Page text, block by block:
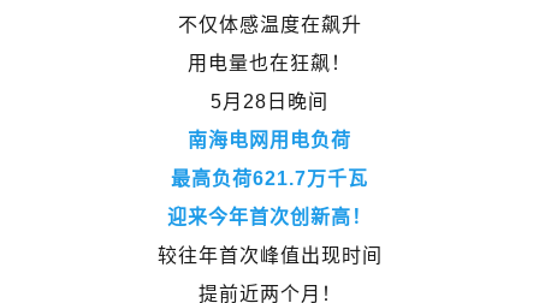
不仅体感温度在飙升
用电量也在狂飙！
5月28日晚间
南海电网用电负荷
最高负荷621.7万千瓦
迎来今年首次创新高！
较往年首次峰值出现时间
提前近两个月！